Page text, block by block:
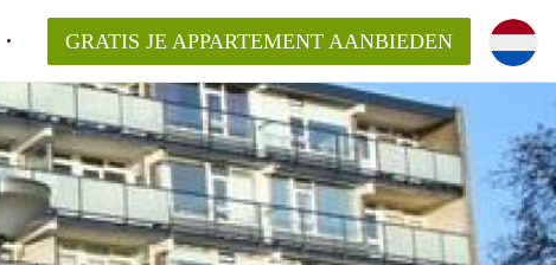
Appartement in Almelo?
vinden!
GRATIS JE APPARTEMENT AANBIEDEN